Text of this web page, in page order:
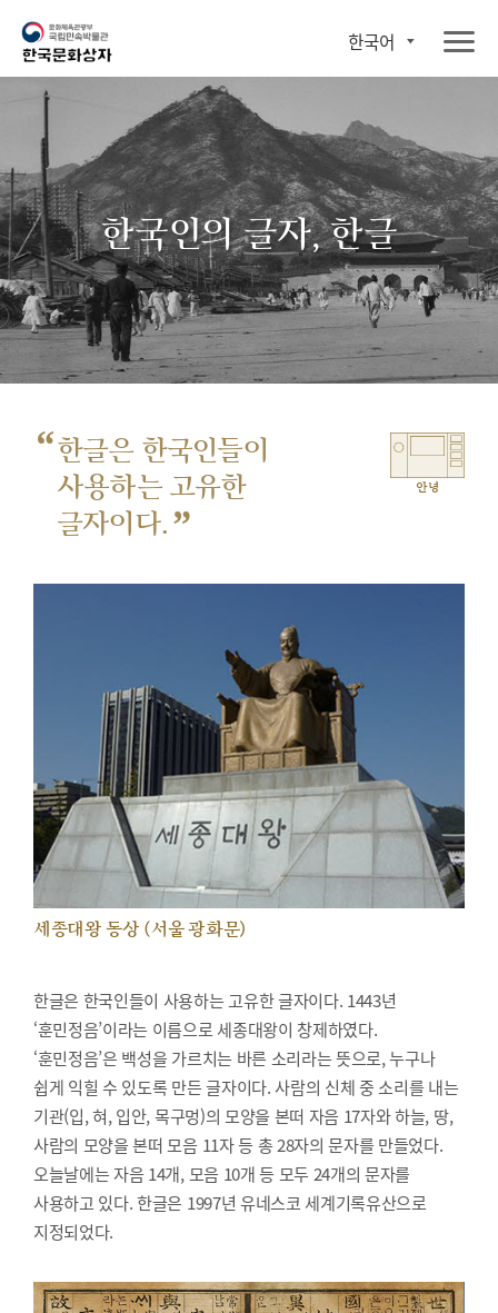
한국어
한국인의 글자, 한글
“한글은 한국인들이
사용하는 고유한
글자이다. ”
안녕
세종대왕 동상 (서울 광화문)
한글은 한국인들이 사용하는 고유한 글자이다. 1443년
‘훈민정음’이라는 이름으로 세종대왕이 창제하였다.
‘훈민정음’은 백성을 가르치는 바른 소리라는 뜻으로, 누구나
쉽게 익힐 수 있도록 만든 글자이다. 사람의 신체 중 소리를 내는
기관(입, 혀, 입안, 목구멍)의 모양을 본떠 자음 17자와 하늘, 땅,
사람의 모양을 본떠 모음 11자 등 총 28자의 문자를 만들었다.
오늘날에는 자음 14개, 모음 10개 등 모두 24개의 문자를
사용하고 있다. 한글은 1997년 유네스코 세계기록유산으로
지정되었다.